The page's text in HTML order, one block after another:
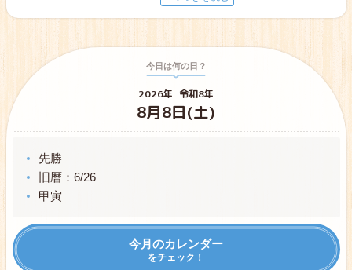
今日は何の日？
2026年 令和8年
8月8日(土)
先勝
旧暦：6/26
甲寅
今月のカレンダー
をチェック！